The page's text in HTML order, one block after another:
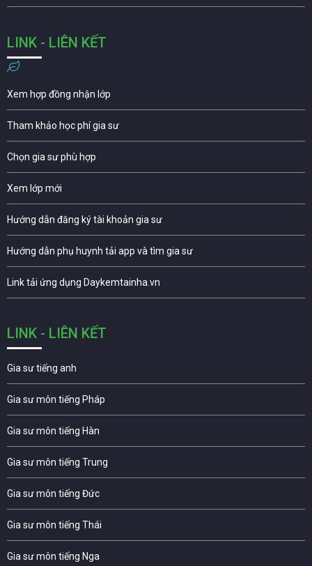
LINK - LIÊN KẾT
Xem hợp đồng nhận lớp
Tham khảo học phí gia sư
Chọn gia sư phù hợp
Xem lớp mới
Hướng dẫn đăng ký tài khoản gia sư
Hướng dẫn phụ huynh tải app và tìm gia sư
Link tải ứng dụng Daykemtainha.vn
LINK - LIÊN KẾT
Gia sư tiếng anh
Gia sư môn tiếng Pháp
Gia sư môn tiếng Hàn
Gia sư môn tiếng Trung
Gia sư môn tiếng Đức
Gia sư môn tiếng Thái
Gia sư môn tiếng Nga